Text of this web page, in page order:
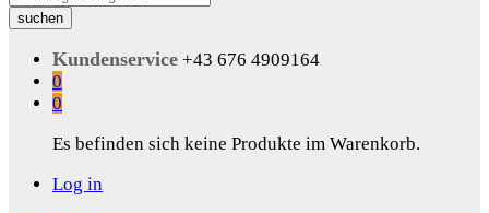
suchen
Kundenservice +43 676 4909164
0
0
Es befinden sich keine Produkte im Warenkorb.
Log in